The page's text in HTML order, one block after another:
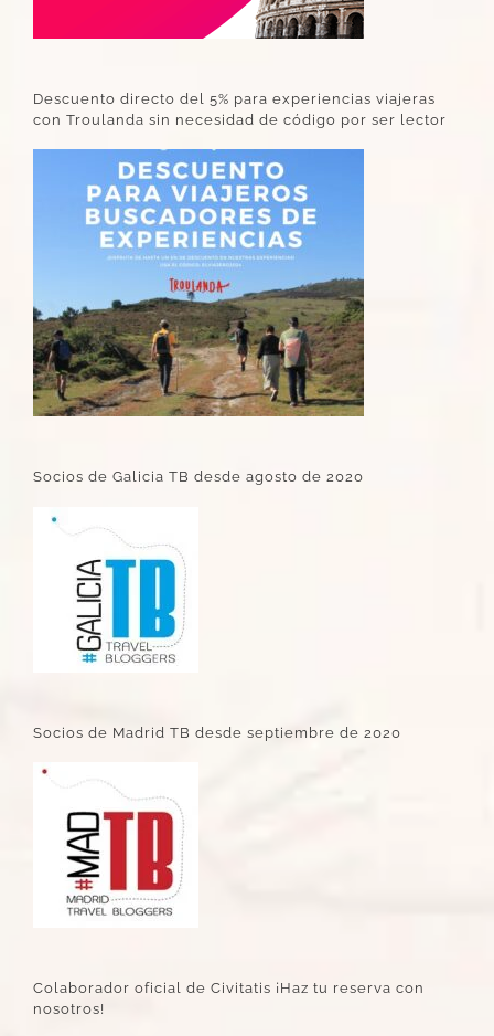
Descuento directo del 5% para experiencias viajeras
con Troulanda sin necesidad de código por ser lector
Socios de Galicia TB desde agosto de 2020
Socios de Madrid TB desde septiembre de 2020
Colaborador oficial de Civitatis ¡Haz tu reserva con
nosotros!